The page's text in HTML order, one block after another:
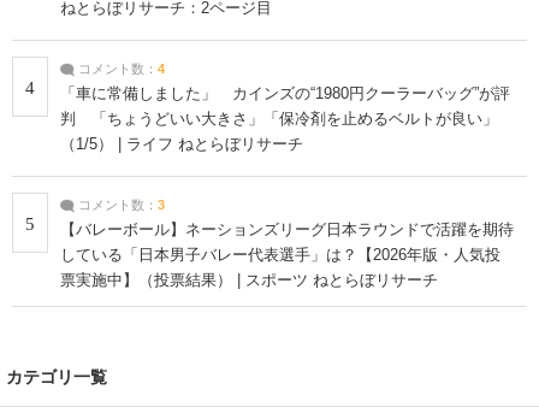
ねとらぼリサーチ：2ページ目
4
コメント数： 4
「車に常備しました」 カインズの“1980円クーラーバッグ”が評
判 「ちょうどいい大きさ」「保冷剤を止めるベルトが良い」
（1/5） | ライフ ねとらぼリサーチ
5
コメント数： 3
【バレーボール】ネーションズリーグ日本ラウンドで活躍を期待
している「日本男子バレー代表選手」は？【2026年版・人気投
票実施中】（投票結果） | スポーツ ねとらぼリサーチ
カテゴリ一覧